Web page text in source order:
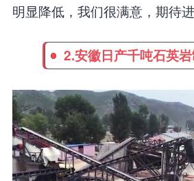
明显降低，我们很满意，期待
2.安徽日产千吨石英